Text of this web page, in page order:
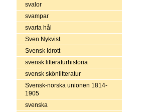
svalor
svampar
svarta hål
Sven Nykvist
Svensk Idrott
svensk litteraturhistoria
svensk skönlitteratur
Svensk-norska unionen 1814-
1905
svenska